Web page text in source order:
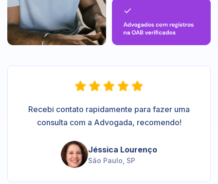
Recebi contato rapidamente para fazer uma
consulta com a Advogada, recomendo!
Jéssica Lourenço
São Paulo, SP